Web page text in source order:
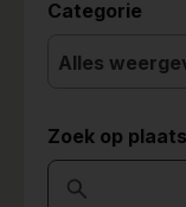
Categorie
Alles
Zoek op